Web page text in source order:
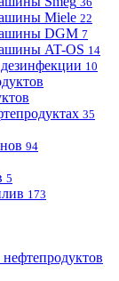
Miele 22
DGM 7
AT-OS 14
10
35
94
5
173